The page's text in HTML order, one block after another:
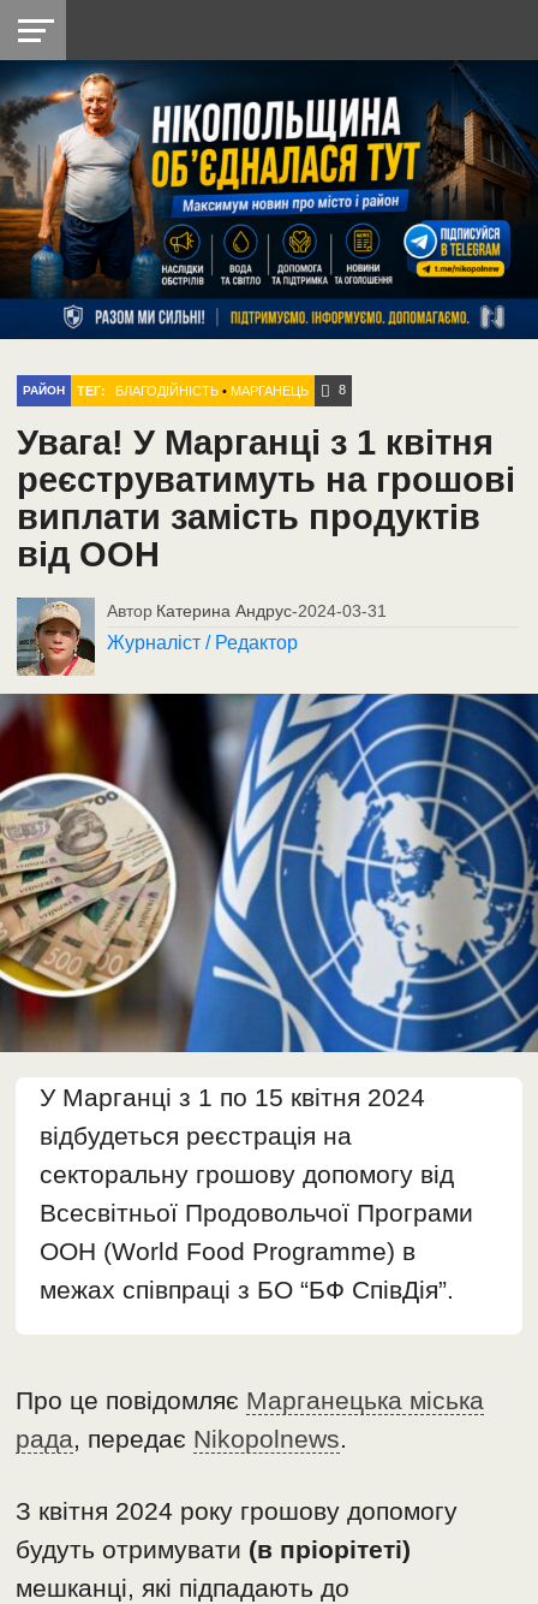
НІКОПОЛЬ
РАЙОН
СІЧЕСЛАВСЬКА
УКРАЇНА
РЕТРО
НІКОПОЛЬ
ЛАЙТ
УКРАЇНА
ДОПОМОГА
РАДІО
РАЙОН ТЕГ: БЛАГОДІЙНІСТЬ •МАРГАНЕЦЬ 8
Увага! У Марганці з 1 квітня
реєструватимуть на грошові
виплати замість продуктів
від ООН
Автор Катерина Андрус-2024-03-31
Журналіст / Редактор
У Марганці з 1 по 15 квітня 2024
відбудеться реєстрація на
секторальну грошову допомогу від
Всесвітньої Продовольчої Програми
ООН (World Food Programme) в
межах співпраці з БО “БФ СпівДія”.
Про це повідомляє Марганецька міська
рада, передає Nikopolnews.
З квітня 2024 року грошову допомогу
будуть отримувати (в пріорітеті)
мешканці, які підпадають до